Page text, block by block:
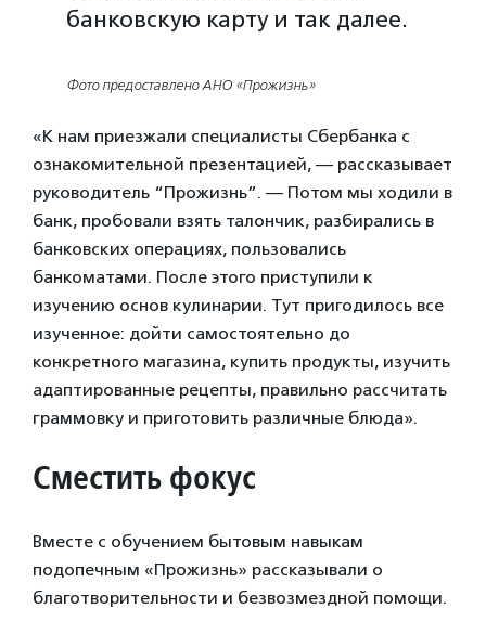
банковскую карту и так далее.
Фото предоставлено АНО «Прожизнь»
«К нам приезжали специалисты Сбербанка с
ознакомительной презентацией, — рассказывает
руководитель “Прожизнь”. — Потом мы ходили в
банк, пробовали взять талончик, разбирались в
банковских операциях, пользовались
банкоматами. После этого приступили к
изучению основ кулинарии. Тут пригодилось все
изученное: дойти самостоятельно до
конкретного магазина, купить продукты, изучить
адаптированные рецепты, правильно рассчитать
граммовку и приготовить различные блюда».
Сместить фокус
Вместе с обучением бытовым навыкам
подопечным «Прожизнь» рассказывали о
благотворительности и безвозмездной помощи.